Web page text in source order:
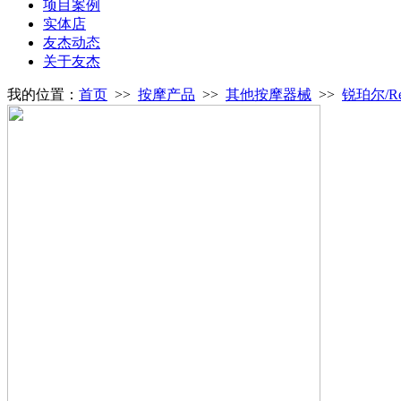
项目案例
实体店
友杰动态
关于友杰
我的位置： 首页 >> 按摩产品 >> 其他按摩器械 >> 锐珀尔/